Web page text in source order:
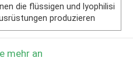
die flüssigen und lyophilisi
produzieren
mehr an